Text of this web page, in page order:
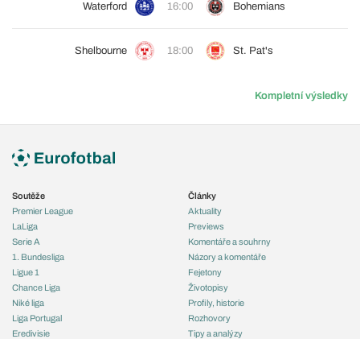
Waterford 16:00 Bohemians
Shelbourne 18:00 St. Pat's
Kompletní výsledky
Soutěže
Premier League
LaLiga
Serie A
1. Bundesliga
Ligue 1
Chance Liga
Niké liga
Liga Portugal
Eredivisie
Články
Aktuality
Previews
Komentáře a souhrny
Názory a komentáře
Fejetony
Životopisy
Profily, historie
Rozhovory
Tipy a analýzy